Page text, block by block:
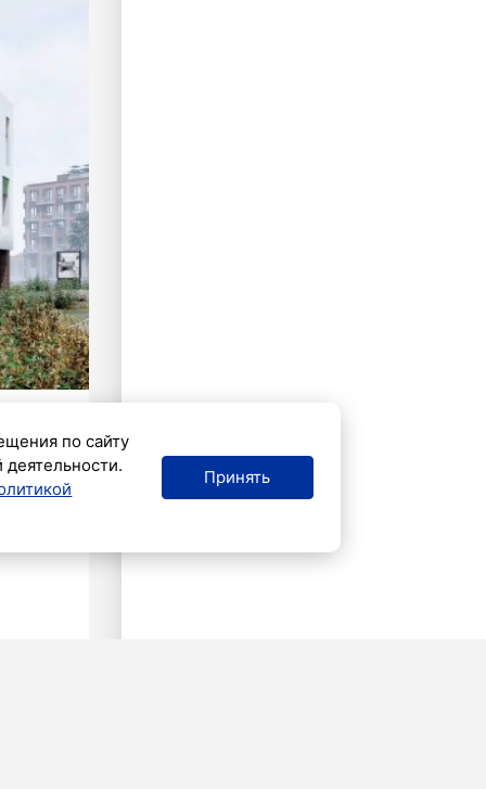
по сайту
Принять